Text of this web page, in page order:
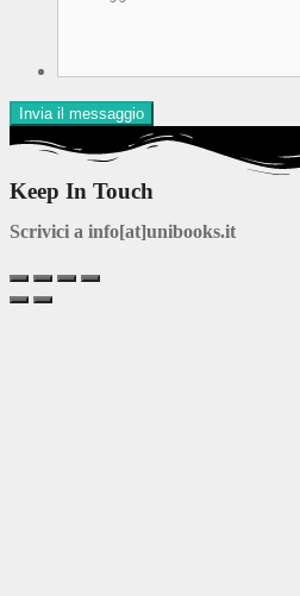
Keep In Touch
Scrivici a info[at]unibooks.it